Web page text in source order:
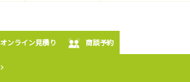
オンライン見積り 商談予約